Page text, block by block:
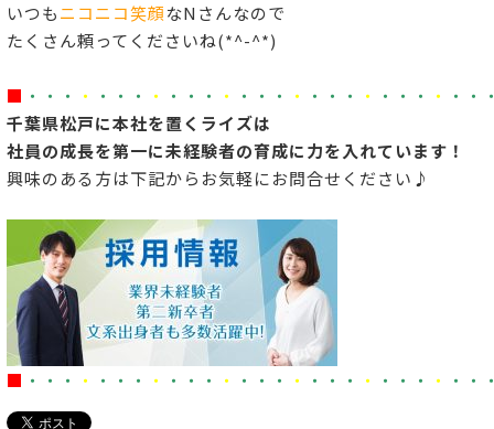
いつもニコニコ笑顔なNさんなので
たくさん頼ってくださいね(*^-^*)
■ ・・・ ・ ・・・ ・ ・・・ ・ ・・・ ・ ・・・ ・ ・・・ ・ ・・・
千葉県松戸に本社を置くライズは
社員の成長を第一に未経験者の育成に力を入れています！
興味のある方は下記からお気軽にお問合せください♪
■ ・・・ ・ ・・・ ・ ・・・ ・ ・・・ ・ ・・・ ・ ・・・ ・ ・・・